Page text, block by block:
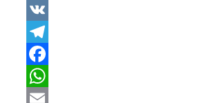
VK
Telegram
Facebook
WhatsApp